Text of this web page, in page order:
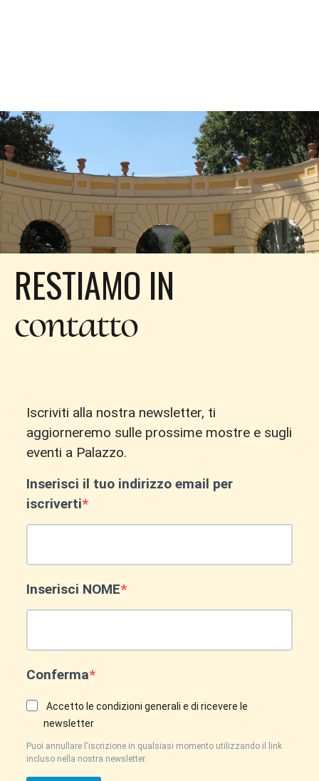
RESTIAMO IN
contatto
Iscriviti alla nostra newsletter, ti
aggiorneremo sulle prossime mostre e sugli
eventi a Palazzo.
Inserisci il tuo indirizzo email per
iscriverti
Inserisci NOME
Conferma
Accetto le condizioni generali e di ricevere le
newsletter
Puoi annullare l'iscrizione in qualsiasi momento utilizzando il link
incluso nella nostra newsletter.